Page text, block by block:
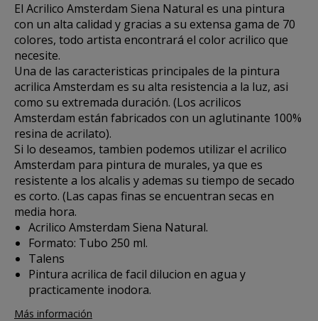
El Acrilico Amsterdam Siena Natural es una pintura
con un alta calidad y gracias a su extensa gama de 70
colores, todo artista encontrará el color acrilico que
necesite.
Una de las caracteristicas principales de la pintura
acrilica Amsterdam es su alta resistencia a la luz, asi
como su extremada duración. (Los acrilicos
Amsterdam están fabricados con un aglutinante 100%
resina de acrilato).
Si lo deseamos, tambien podemos utilizar el acrilico
Amsterdam para pintura de murales, ya que es
resistente a los alcalis y ademas su tiempo de secado
es corto. (Las capas finas se encuentran secas en
media hora.
Acrilico Amsterdam Siena Natural.
Formato: Tubo 250 ml.
Talens
Pintura acrilica de facil dilucion en agua y
practicamente inodora.
Más información